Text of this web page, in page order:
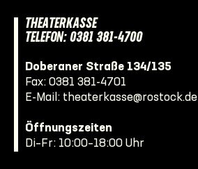
THEATERKASSE
TELEFON: 0381 381-4700
Doberaner Straße 134/135
Fax: 0381 381-4701
E-Mail: theaterkasse@rostock.de
Öffnungszeiten
Di–Fr: 10:00–18:00 Uhr